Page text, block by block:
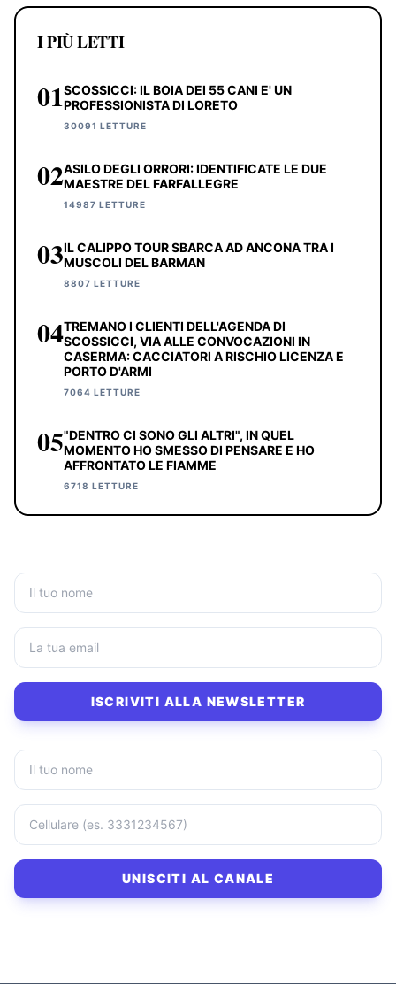
I PIÙ LETTI
01SCOSSICCI: IL BOIA DEI 55 CANI E' UN
PROFESSIONISTA DI LORETO
30091 LETTURE
02ASILO DEGLI ORRORI: IDENTIFICATE LE DUE
MAESTRE DEL FARFALLEGRE
14987 LETTURE
03IL CALIPPO TOUR SBARCA AD ANCONA TRA I
MUSCOLI DEL BARMAN
8807 LETTURE
04TREMANO I CLIENTI DELL'AGENDA DI
SCOSSICCI, VIA ALLE CONVOCAZIONI IN
CASERMA: CACCIATORI A RISCHIO LICENZA E
PORTO D'ARMI
7064 LETTURE
05"DENTRO CI SONO GLI ALTRI", IN QUEL
MOMENTO HO SMESSO DI PENSARE E HO
AFFRONTATO LE FIAMME
6718 LETTURE
ISCRIVITI ALLA NEWSLETTER
UNISCITI AL CANALE